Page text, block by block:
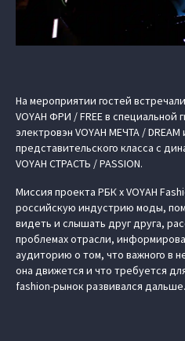
На мероприятии гостей
VOYAH ФРИ / FREEв специальной
электровэн VOYAH МЕЧТА / DREAM
представительского класса с
VOYAH СТРАСТЬ / PASSION.
Миссия проекта РБК x VOYAH
российскую индустрию моды,
видеть и слышать друг друга,
проблемах отрасли,
аудиторию о том, что важного в
она движется и что требуется
fashion-рынок развивался дальше.